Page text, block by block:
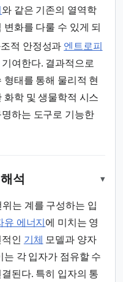
와 같은 기존의 열역학
화를 다룰 수 있게 되
적 안정성과 엔트로피
여한다. 결과적으로
형태를 통해 물리적 현
화학 및 생물학적 시스
하는 도구로 기능한
석 ▾
는 계를 구성하는 입
유 에너지 에 미치는 영
인 기체 모델과 양자
는 각 입자가 점유할 수
된다. 특히 입자의 통